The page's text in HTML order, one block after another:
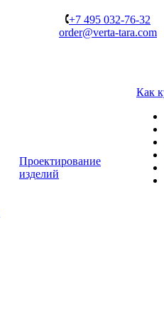
+7 495 032-76-32
order@verta-tara.com
Проектирование
изделий
Как